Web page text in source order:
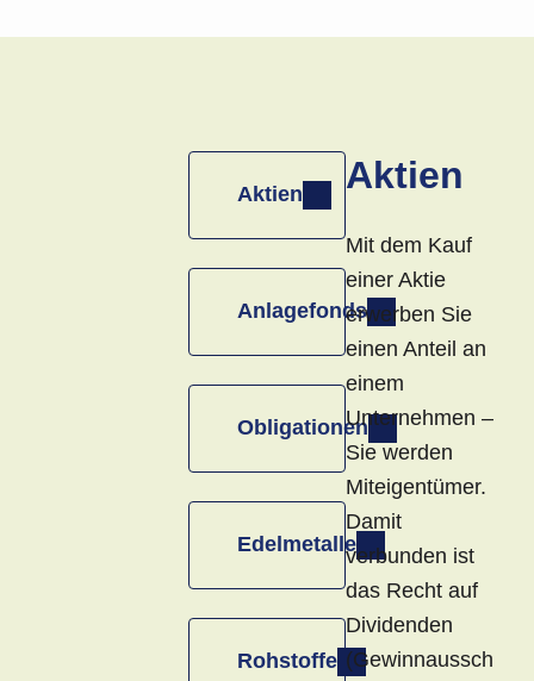
Aktien
Anlagefonds
Obligationen
Edelmetalle
Rohstoffe
Aktien
Mit dem Kauf
einer Aktie
erwerben Sie
einen Anteil an
einem
Unternehmen –
Sie werden
Miteigentümer.
Damit
verbunden ist
das Recht auf
Dividenden
(Gewinnaussch